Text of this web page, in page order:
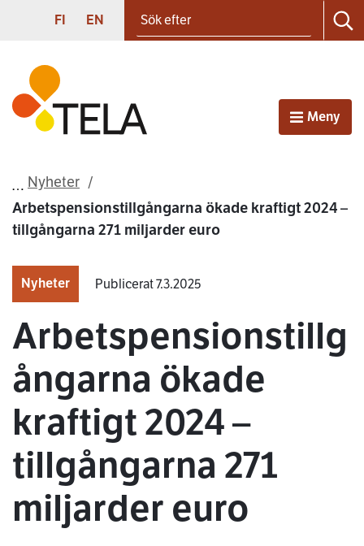
Gå till innehållet
SUOMI
FI ENGLISH
EN
Första sidan
Öppna
Meny
Nyheter
Arbetspensionstillgångarna ökade kraftigt 2024 –
tillgångarna 271 miljarder euro
Nyheter Publicerat 7.3.2025
Arbetspensionstillg
ångarna ökade
kraftigt 2024 –
tillgångarna 271
miljarder euro